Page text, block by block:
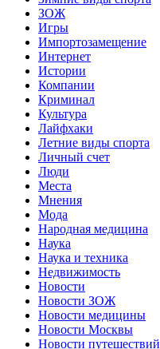
ЗОЖ
Игры
Импортозамещение
Интернет
Истории
Компании
Криминал
Культура
Лайфхаки
Летние виды спорта
Личный счет
Люди
Места
Мнения
Мода
Народная медицина
Наука
Наука и техника
Недвижимость
Новости
Новости ЗОЖ
Новости медицины
Новости Москвы
Новости путешествий